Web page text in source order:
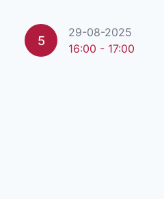
5
29-08-2025
16:00 - 17:00